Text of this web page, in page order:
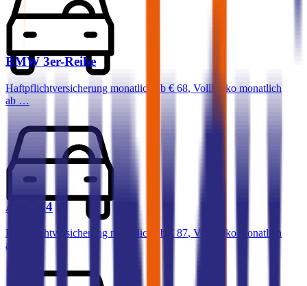
BMW 3er-Reihe
Haftpflichtversicherung monatlich ab € 68, Vollkasko monatlich
ab …
Audi A4
Haftpflichtversicherung monatlich ab € 87, Vollkasko monatlich
ab …